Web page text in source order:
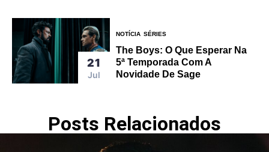
21
Jul
NOTÍCIA SÉRIES
The Boys: O Que Esperar Na
5ª Temporada Com A
Novidade De Sage
Posts Relacionados